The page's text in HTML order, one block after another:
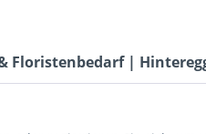
Floristenbedarf |